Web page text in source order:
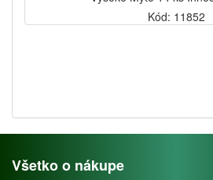
Kód: 11852
Všetko o nákupe